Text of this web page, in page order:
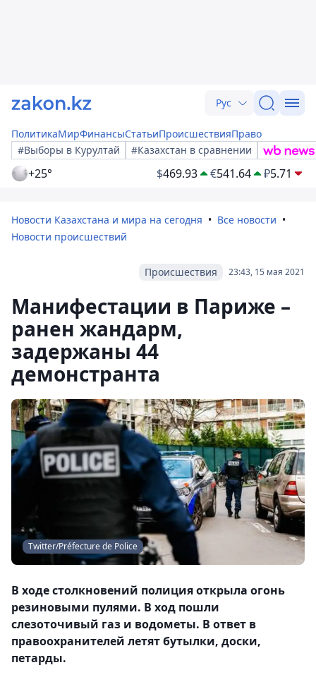
Рус
ПолитикаМирФинансыСтатьиПроисшествияПраво
#Выборы в Курултай
#Казахстан в сравнении
+25° $469.93 €541.64 ₽5.71
Новости Казахстана и мира на сегодня
Все новости
Новости происшествий
23:43, 15 мая 2021
Происшествия
Манифестации в Париже –
ранен жандарм,
задержаны 44
демонстранта
Twitter/Préfecture de Police
В ходе столкновений полиция открыла огонь
резиновыми пулями. В ход пошли
слезоточивый газ и водометы. В ответ в
правоохранителей летят бутылки, доски,
петарды.